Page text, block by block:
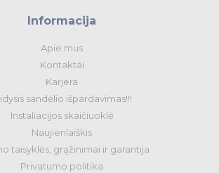
Informacija
Apie mus
Kontaktai
Karjera
sandėlio išpardavimas!!!
Instaliacijos skaičiuoklė
Naujienlaiškis
taisyklės, grąžinimai ir garantija
Privatumo politika